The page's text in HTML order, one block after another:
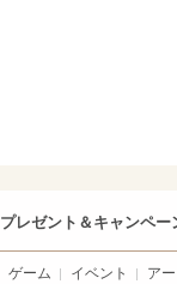
プレゼント＆キャンペー
ゲーム イベント アー